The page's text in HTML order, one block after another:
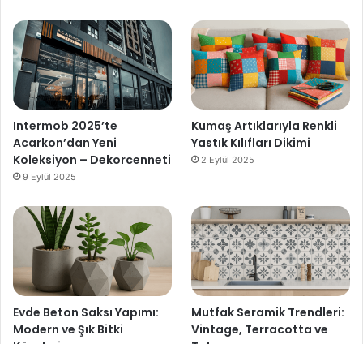
Intermob 2025’te
Acarkon’dan Yeni
Koleksiyon – Dekorcenneti
9 Eylül 2025
Kumaş Artıklarıyla Renkli
Yastık Kılıfları Dikimi
2 Eylül 2025
Evde Beton Saksı Yapımı:
Modern ve Şık Bitki
Mutfak Seramik Trendleri:
Vintage, Terracotta ve